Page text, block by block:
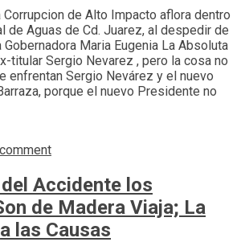
Corrupcion de Alto Impacto aflora dentro
de Aguas de Cd. Juarez, al despedir de
Maria Eugenia La Absoluta
titular Sergio Nevarez , pero la cosa no
enfrentan Sergio Nevárez y el nuevo
porque el nuevo Presidente no
Accidente los
de Madera Viaja; La
las Causas